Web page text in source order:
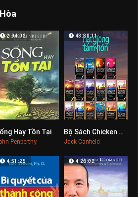
0
2:04:02
Hay Tồn Tại
Penberthy
0
43:30:11
Bộ Sách Chicken Soup For The Soul
Jack Canfield
4:51:25 4:26:02